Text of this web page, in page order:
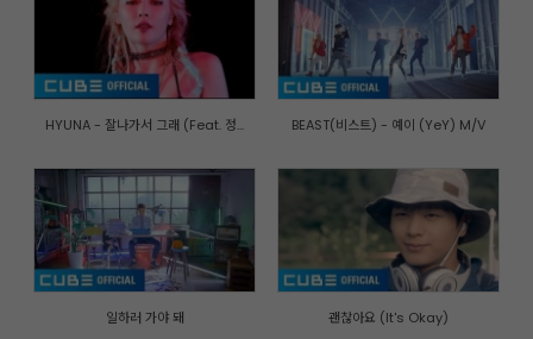
HYUNA - 잘나가서 그래 (Feat. 정... BEAST(비스트) - 예이 (YeY) M/V
일하러 가야 돼 괜찮아요 (It's Okay)